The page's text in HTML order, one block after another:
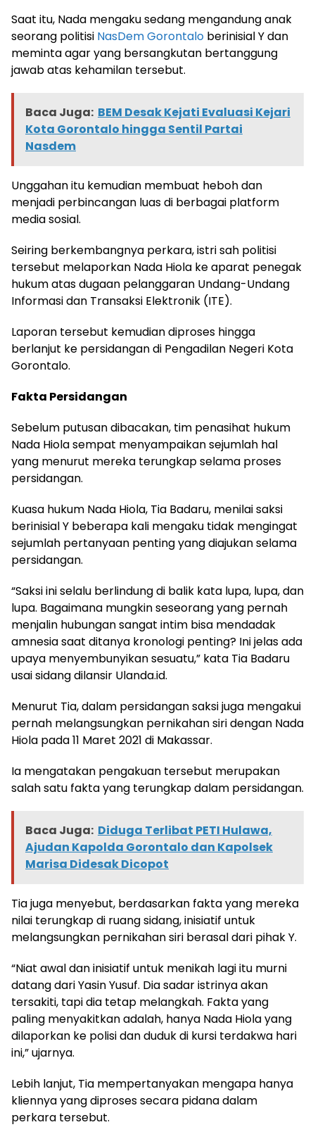
Saat itu, Nada mengaku sedang mengandung anak
seorang politisi NasDem Gorontalo berinisial Y dan
meminta agar yang bersangkutan bertanggung
jawab atas kehamilan tersebut.
Baca Juga: BEM Desak Kejati Evaluasi Kejari
Kota Gorontalo hingga Sentil Partai
Nasdem
Unggahan itu kemudian membuat heboh dan
menjadi perbincangan luas di berbagai platform
media sosial.
Seiring berkembangnya perkara, istri sah politisi
tersebut melaporkan Nada Hiola ke aparat penegak
hukum atas dugaan pelanggaran Undang-Undang
Informasi dan Transaksi Elektronik (ITE).
Laporan tersebut kemudian diproses hingga
berlanjut ke persidangan di Pengadilan Negeri Kota
Gorontalo.
Fakta Persidangan
Sebelum putusan dibacakan, tim penasihat hukum
Nada Hiola sempat menyampaikan sejumlah hal
yang menurut mereka terungkap selama proses
persidangan.
Kuasa hukum Nada Hiola, Tia Badaru, menilai saksi
berinisial Y beberapa kali mengaku tidak mengingat
sejumlah pertanyaan penting yang diajukan selama
persidangan.
“Saksi ini selalu berlindung di balik kata lupa, lupa, dan
lupa. Bagaimana mungkin seseorang yang pernah
menjalin hubungan sangat intim bisa mendadak
amnesia saat ditanya kronologi penting? Ini jelas ada
upaya menyembunyikan sesuatu,” kata Tia Badaru
usai sidang dilansir Ulanda.id.
Menurut Tia, dalam persidangan saksi juga mengakui
pernah melangsungkan pernikahan siri dengan Nada
Hiola pada 11 Maret 2021 di Makassar.
Ia mengatakan pengakuan tersebut merupakan
salah satu fakta yang terungkap dalam persidangan.
Baca Juga: Diduga Terlibat PETI Hulawa,
Ajudan Kapolda Gorontalo dan Kapolsek
Marisa Didesak Dicopot
Tia juga menyebut, berdasarkan fakta yang mereka
nilai terungkap di ruang sidang, inisiatif untuk
melangsungkan pernikahan siri berasal dari pihak Y.
“Niat awal dan inisiatif untuk menikah lagi itu murni
datang dari Yasin Yusuf. Dia sadar istrinya akan
tersakiti, tapi dia tetap melangkah. Fakta yang
paling menyakitkan adalah, hanya Nada Hiola yang
dilaporkan ke polisi dan duduk di kursi terdakwa hari
ini,” ujarnya.
Lebih lanjut, Tia mempertanyakan mengapa hanya
kliennya yang diproses secara pidana dalam
perkara tersebut.